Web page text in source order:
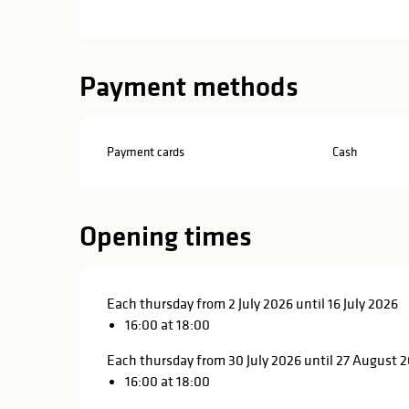
Payment methods
Payment cards Cash
Opening times
Each thursday from 2 July 2026 until 16 July 2026
16:00 at 18:00
Each thursday from 30 July 2026 until 27 August
16:00 at 18:00